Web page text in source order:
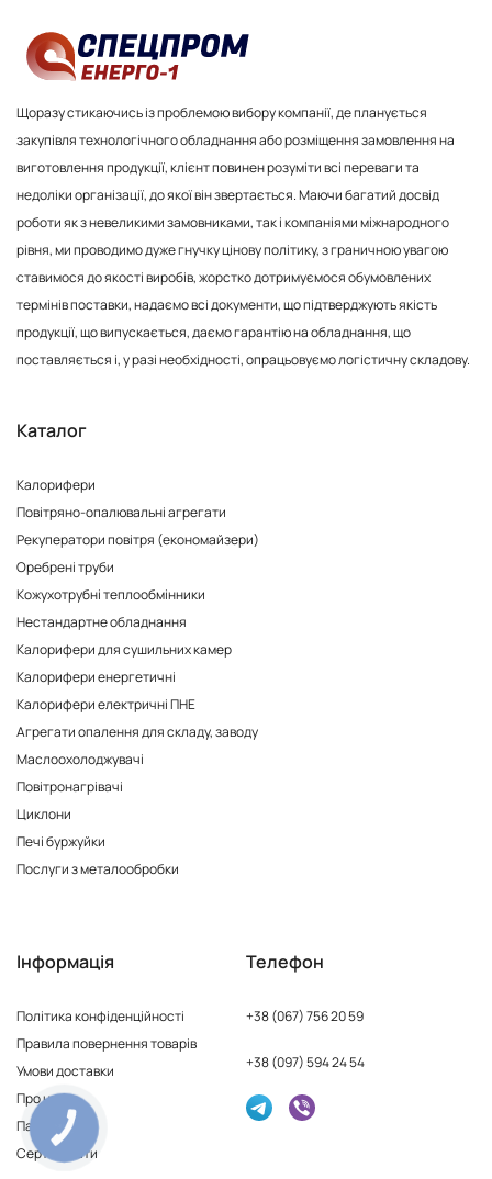
Щоразу стикаючись із проблемою вибору компанії, де планується
закупівля технологічного обладнання або розміщення замовлення на
виготовлення продукції, клієнт повинен розуміти всі переваги та
недоліки організації, до якої він звертається. Маючи багатий досвід
роботи як з невеликими замовниками, так і компаніями міжнародного
рівня, ми проводимо дуже гнучку цінову політику, з граничною увагою
ставимося до якості виробів, жорстко дотримуємося обумовлених
термінів поставки, надаємо всі документи, що підтверджують якість
продукції, що випускається, даємо гарантію на обладнання, що
поставляється і, у разі необхідності, опрацьовуємо логістичну складову.
Каталог
Калорифери
Повітряно-опалювальні агрегати
Рекуператори повітря (економайзери)
Оребрені труби
Кожухотрубні теплообмінники
Нестандартне обладнання
Калорифери для сушильних камер
Калорифери енергетичні
Калорифери електричні ПНЕ
Агрегати опалення для складу, заводу
Маслоохолоджувачі
Повітронагрівачі
Циклони
Печі буржуйки
Послуги з металообробки
Інформація
Політика конфіденційності
Правила повернення товарів
Умови доставки
Про нас
Партнерам
Сертифікати
Телефон
+38 (067) 756 20 59
+38 (097) 594 24 54
КНОПКА
ЗВ'ЯЗКУ